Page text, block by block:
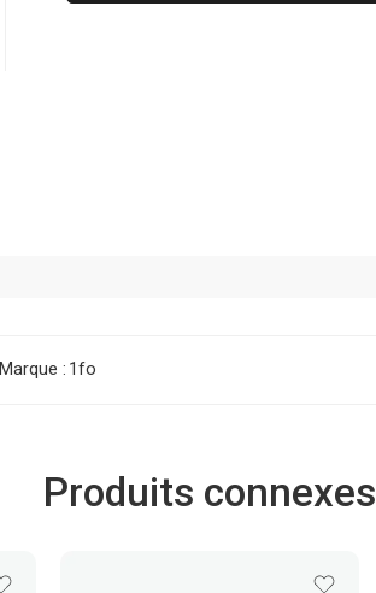
Marque : 1fo
Produits connexes